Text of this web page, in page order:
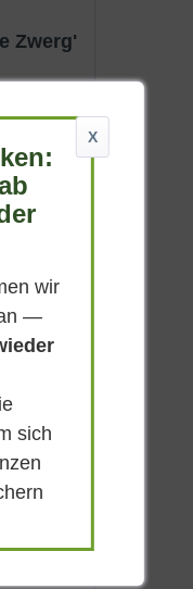
Zwerg'
cm
X
wir
—
sich